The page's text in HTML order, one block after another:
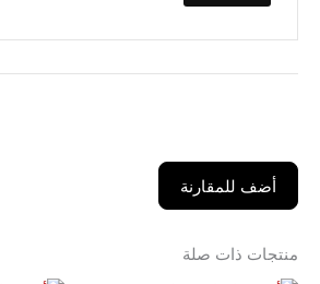
أضف للمقارنة
منتجات ذات صلة